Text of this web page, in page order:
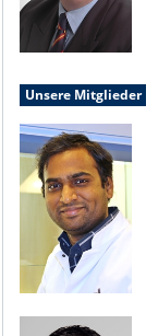
Unsere Mitglieder